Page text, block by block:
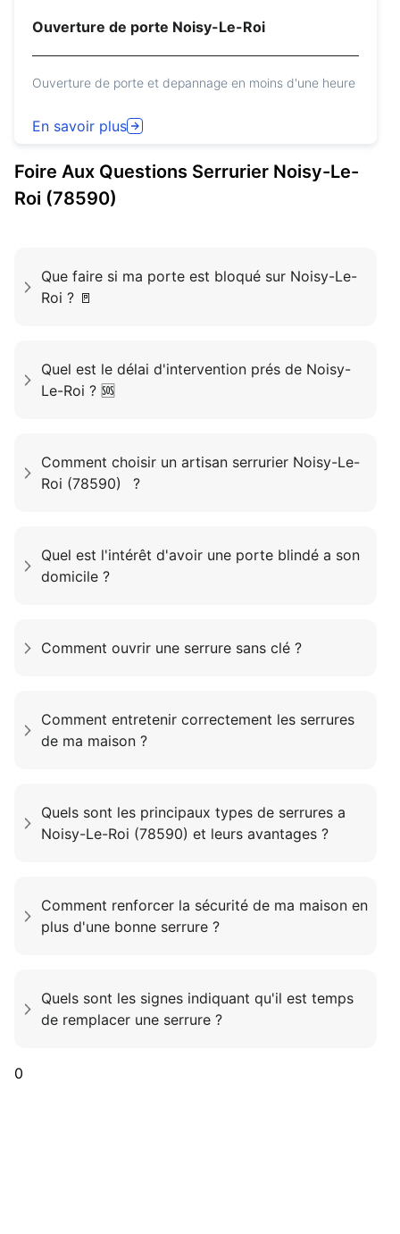
Ouverture de porte Noisy-Le-Roi
Ouverture de porte et depannage en moins d'une heure
En savoir plus
Foire Aux Questions Serrurier Noisy-Le-
Roi (78590)
Que faire si ma porte est bloqué sur Noisy-Le-
Roi ? 🚪
Quel est le délai d'intervention prés de Noisy-
Le-Roi ? 🆘
Comment choisir un artisan serrurier Noisy-Le-
Roi (78590) ?
Quel est l'intérêt d'avoir une porte blindé a son
domicile ?
Comment ouvrir une serrure sans clé ?
Comment entretenir correctement les serrures
de ma maison ?
Quels sont les principaux types de serrures a
Noisy-Le-Roi (78590) et leurs avantages ?
Comment renforcer la sécurité de ma maison en
plus d'une bonne serrure ?
Quels sont les signes indiquant qu'il est temps
de remplacer une serrure ?
0